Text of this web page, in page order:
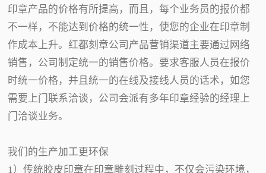
印章产品的价格有所提高，而且，每个业务员的报价都
不一样，不能达到价格的统一性，使您的企业在印章制
作成本上升。红都刻章公司产品营销渠道主要通过网络
销售，公司制定统一的销售价格。要求客服人员在报价
时统一价格，并且统一的在线及接线人员的话术，如您
需要上门联系洽谈，公司会派有多年印章经验的经理上
门洽谈业务。
我们的生产加工更环保
1）传统胶皮印章在印章雕刻过程中，不仅会污染环境，